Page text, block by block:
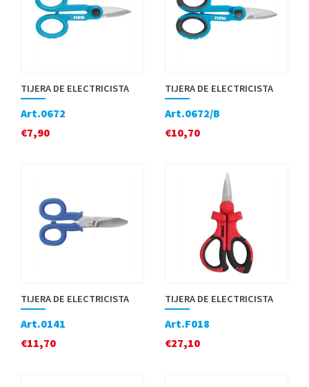
TIJERA DE ELECTRICISTA
Art.0672
€7,90
TIJERA DE ELECTRICISTA
Art.0672/B
€10,70
TIJERA DE ELECTRICISTA
Art.0141
€11,70
TIJERA DE ELECTRICISTA
Art.F018
€27,10